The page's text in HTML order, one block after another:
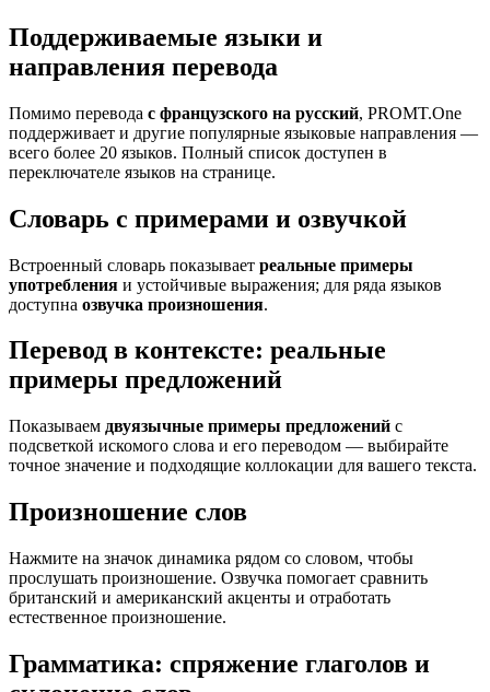
Поддерживаемые языки и
направления перевода
Помимо перевода с французского на русский, PROMT.One
поддерживает и другие популярные языковые направления —
всего более 20 языков. Полный список доступен в
переключателе языков на странице.
Словарь с примерами и озвучкой
Встроенный словарь показывает реальные примеры
употребления и устойчивые выражения; для ряда языков
доступна озвучка произношения.
Перевод в контексте: реальные
примеры предложений
Показываем двуязычные примеры предложений с
подсветкой искомого слова и его переводом — выбирайте
точное значение и подходящие коллокации для вашего текста.
Произношение слов
Нажмите на значок динамика рядом со словом, чтобы
прослушать произношение. Озвучка помогает сравнить
британский и американский акценты и отработать
естественное произношение.
Грамматика: спряжение глаголов и